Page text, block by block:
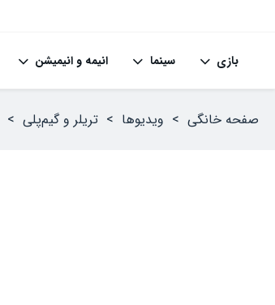
بازی سینما انیمه و انیمیشن
صفحه خانگی > ویدیوها > تریلر و گیم‌پلی >